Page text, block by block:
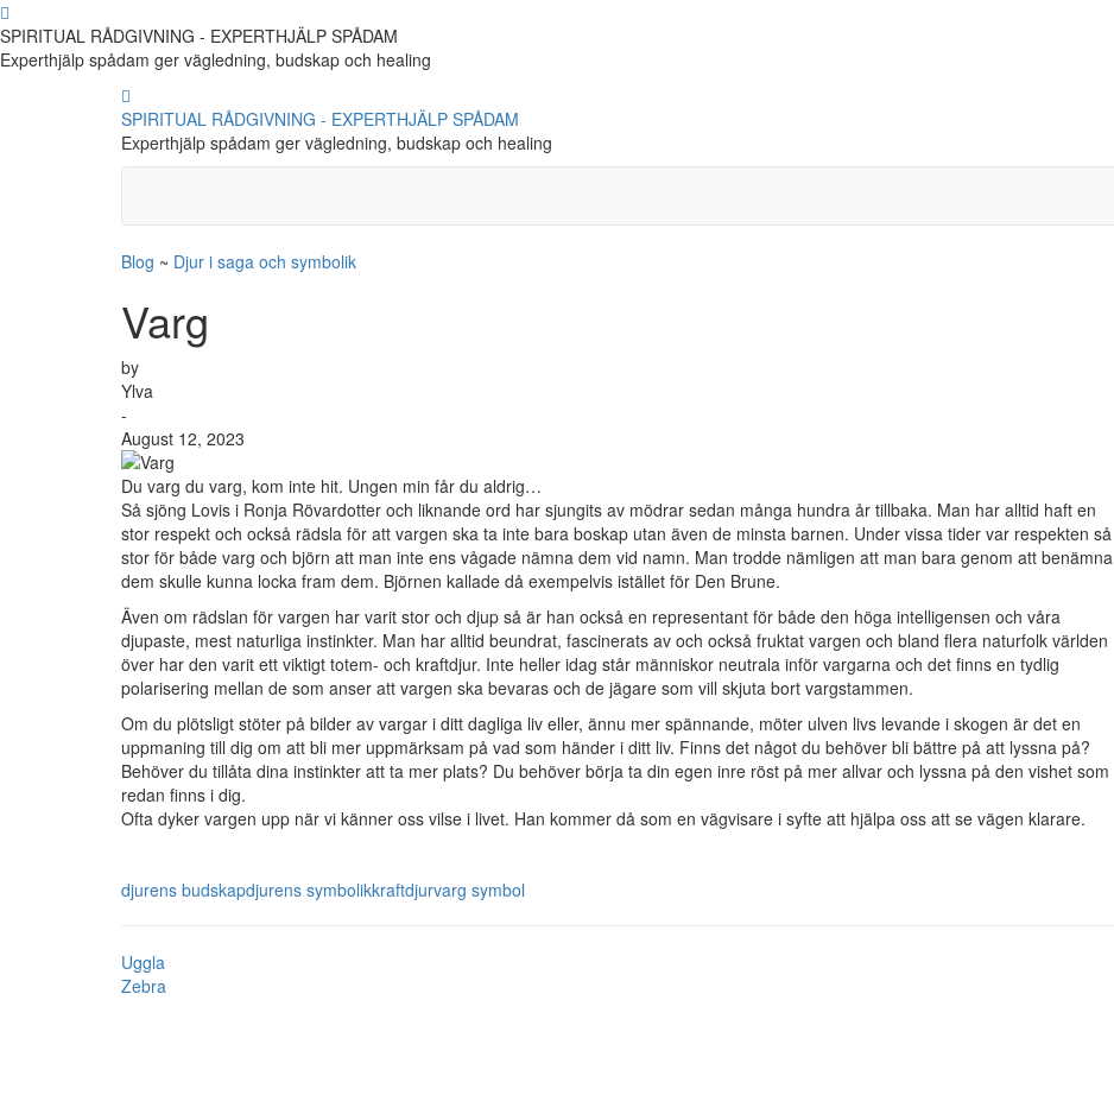
SPIRITUAL RÅDGIVNING - EXPERTHJÄLP SPÅDAM
Experthjälp spådam ger vägledning, budskap och healing
SPIRITUAL RÅDGIVNING - EXPERTHJÄLP SPÅDAM
Experthjälp spådam ger vägledning, budskap och healing
Blog ~ Djur i saga och symbolik
Varg
by
Ylva
-
August 12, 2023
Du varg du varg, kom inte hit. Ungen min får du aldrig…
Så sjöng Lovis i Ronja Rövardotter och liknande ord har sjungits av mödrar sedan många hundra år tillbaka. Man har alltid haft en
stor respekt och också rädsla för att vargen ska ta inte bara boskap utan även de minsta barnen. Under vissa tider var respekten så
stor för både varg och björn att man inte ens vågade nämna dem vid namn. Man trodde nämligen att man bara genom att benämna
dem skulle kunna locka fram dem. Björnen kallade då exempelvis istället för Den Brune.
Även om rädslan för vargen har varit stor och djup så är han också en representant för både den höga intelligensen och våra
djupaste, mest naturliga instinkter. Man har alltid beundrat, fascinerats av och också fruktat vargen och bland flera naturfolk världen
över har den varit ett viktigt totem- och kraftdjur. Inte heller idag står människor neutrala inför vargarna och det finns en tydlig
polarisering mellan de som anser att vargen ska bevaras och de jägare som vill skjuta bort vargstammen.
Om du plötsligt stöter på bilder av vargar i ditt dagliga liv eller, ännu mer spännande, möter ulven livs levande i skogen är det en
uppmaning till dig om att bli mer uppmärksam på vad som händer i ditt liv. Finns det något du behöver bli bättre på att lyssna på?
Behöver du tillåta dina instinkter att ta mer plats? Du behöver börja ta din egen inre röst på mer allvar och lyssna på den vishet som
redan finns i dig.
Ofta dyker vargen upp när vi känner oss vilse i livet. Han kommer då som en vägvisare i syfte att hjälpa oss att se vägen klarare.
djurens budskapdjurens symbolikkraftdjurvarg symbol
Uggla
Zebra